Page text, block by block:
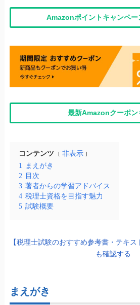
Amazonポイントキャンペー
最新Amazonクーポン
コンテンツ
非表示
1
まえがき
2 目次
3 著者からの学習アドバイス
4 税理士資格を目指す魅力
5 試験概要
【税理士試験のおすすめ参考書・テキス
も確認する
まえがき